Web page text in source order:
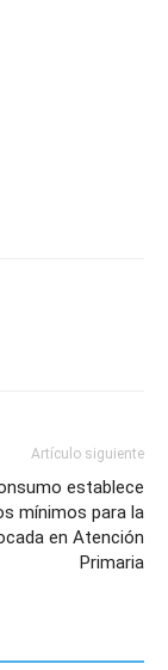
Artículo siguiente
establece
mínimos para la
en Atención
Primaria